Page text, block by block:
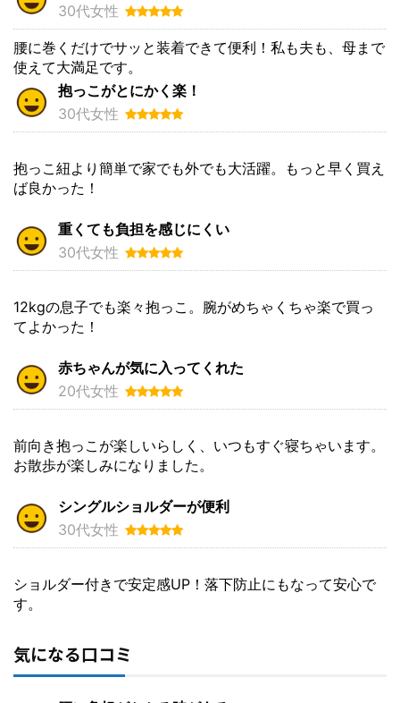
30代女性
腰に巻くだけでサッと装着できて便利！私も夫も、母まで
使えて大満足です。
抱っこがとにかく楽！
30代女性
抱っこ紐より簡単で家でも外でも大活躍。もっと早く買え
ば良かった！
重くても負担を感じにくい
30代女性
12kgの息子でも楽々抱っこ。腕がめちゃくちゃ楽で買っ
てよかった！
赤ちゃんが気に入ってくれた
20代女性
前向き抱っこが楽しいらしく、いつもすぐ寝ちゃいます。
お散歩が楽しみになりました。
シングルショルダーが便利
30代女性
ショルダー付きで安定感UP！落下防止にもなって安心で
す。
気になる口コミ